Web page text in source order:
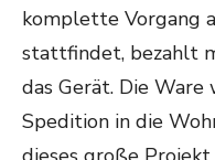
komplette Vorgang
stattfindet, bezahlt
das Gerät. Die
Spedition in die